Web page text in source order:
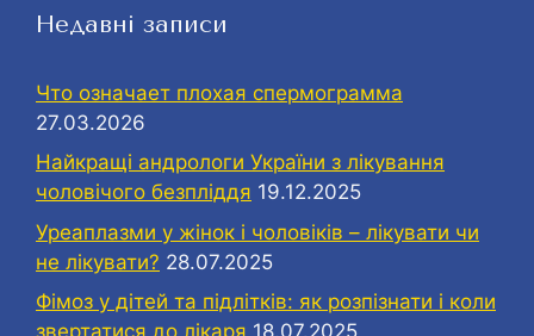
Недавні записи
Что означает плохая спермограмма
27.03.2026
Найкращі андрологи України з лікування
чоловічого безпліддя 19.12.2025
Уреаплазми у жінок і чоловіків – лікувати чи
не лікувати? 28.07.2025
Фімоз у дітей та підлітків: як розпізнати і коли
звертатися до лікаря 18.07.2025